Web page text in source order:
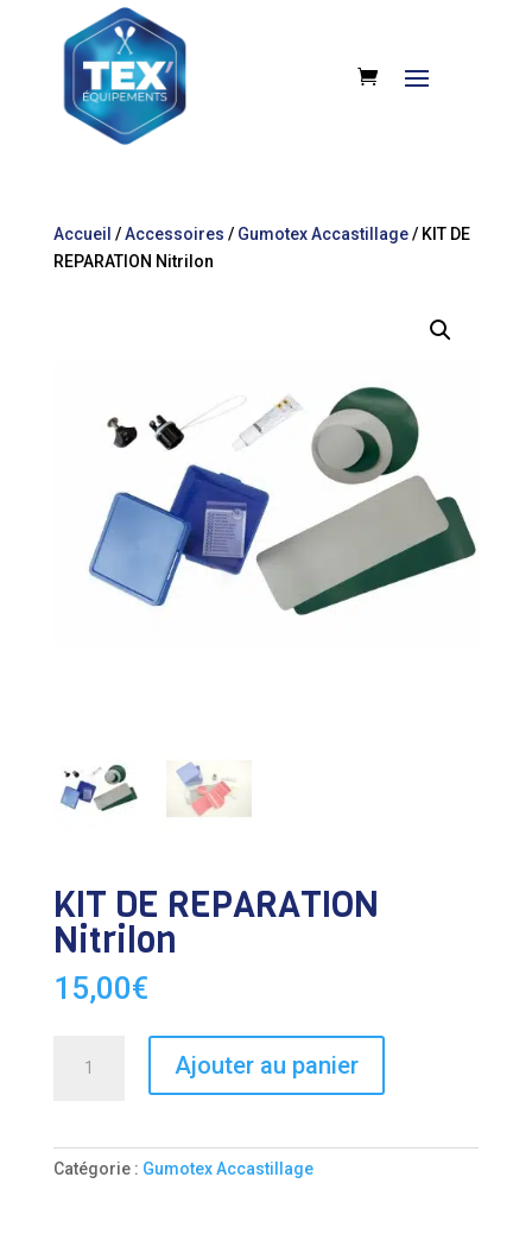
Accueil /Accessoires / Gumotex Accastillage/ KIT DE
REPARATION Nitrilon
KIT DE REPARATION
Nitrilon
15,00€
Nitrilon
Ajouter au panier
Catégorie : Gumotex Accastillage